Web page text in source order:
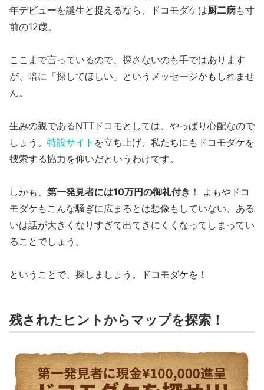
年デビューを誕生と捉えるなら、ドコモダケは厨二病も寸
前の12歳。
ここまで言っているので、探さないのも手ではあります
が、暗に「探してほしい」というメッセージかもしれませ
ん。
生みの親であるNTTドコモとしては、やっぱり心配なので
しょう。 特設サイト を立ち上げ、私たちにもドコモダケを
捜索する協力を仰いだというわけです。
しかも、 第一発見者には10万円の御礼付き ！ よもやドコ
モダケもこんな騒ぎに広まるとは想像もしていない、ある
いは話が大きくなりすぎて出てきにくくなってしまってい
ることでしょう。
ということで、探しましょう。ドコモダケを！
残されたヒントからマップを探索！